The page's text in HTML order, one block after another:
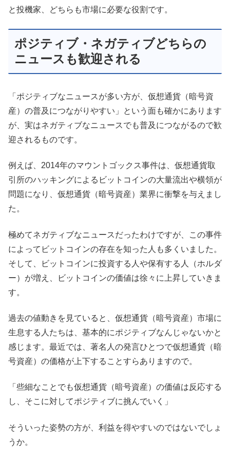
と投機家、どちらも市場に必要な役割です。
ポジティブ・ネガティブどちらの
ニュースも歓迎される
「ポジティブなニュースが多い方が、仮想通貨（暗号資
産）の普及につながりやすい」という面も確かにあります
が、実はネガティブなニュースでも普及につながるので歓
迎されるものです。
例えば、2014年のマウントゴックス事件は、仮想通貨取
引所のハッキングによるビットコインの大量流出や横領が
問題になり、仮想通貨（暗号資産）業界に衝撃を与えまし
た。
極めてネガティブなニュースだったわけですが、この事件
によってビットコインの存在を知った人も多くいました。
そして、ビットコインに投資する人や保有する人（ホルダ
ー）が増え、ビットコインの価値は徐々に上昇していきま
す。
過去の値動きを見ていると、仮想通貨（暗号資産）市場に
生息する人たちは、基本的にポジティブなんじゃないかと
感じます。最近では、著名人の発言ひとつで仮想通貨（暗
号資産）の価格が上下することすらありますので。
「些細なことでも仮想通貨（暗号資産）の価値は反応する
し、そこに対してポジティブに挑んでいく」
そういった姿勢の方が、利益を得やすいのではないでしょ
うか。